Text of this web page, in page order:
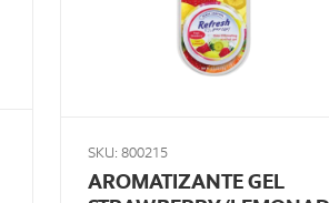
SKU: 800215
AROMATIZANTE GEL